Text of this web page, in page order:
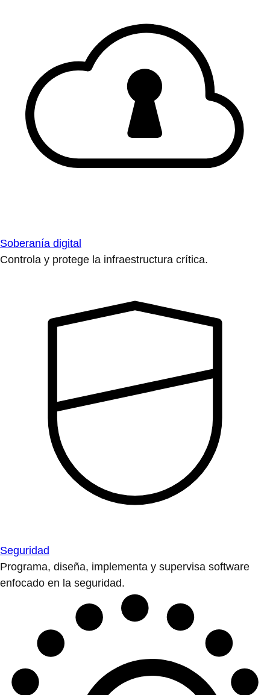
Soberanía digital
Controla y protege la infraestructura crítica.
Seguridad
Programa, diseña, implementa y supervisa software
enfocado en la seguridad.